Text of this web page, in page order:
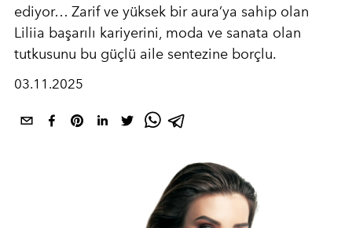
ediyor… Zarif ve yüksek bir aura’ya sahip olan
Liliia başarılı kariyerini, moda ve sanata olan
tutkusunu bu güçlü aile sentezine borçlu.
03.11.2025